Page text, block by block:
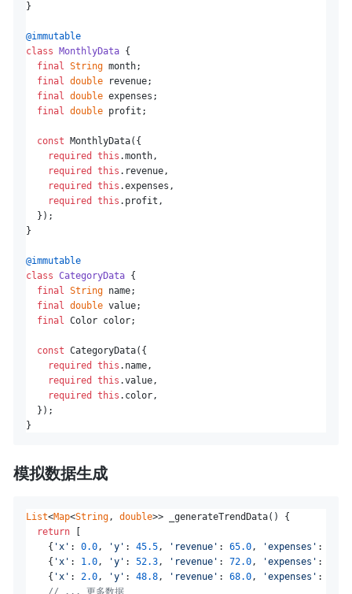
}
@immutable
class
MonthlyData {
final String month;
final double revenue;
final double expenses;
final double profit;
const MonthlyData({
required
this .month,
required
this .revenue,
required
this .expenses,
required
this .profit,
  });
}
@immutable
class CategoryData {
final String name;
final double value;
final Color color;
const CategoryData({
required
this .name,
required
this .value,
required
this .color,
  });
模拟数据生成
List<Map<String, double>> _generateTrendData() {
return [
    {
'x' : 0.0, 'y' : 45.5, 'revenue' : 65.0, 'expenses' :
    {
'x' : 1.0, 'y' : 52.3, 'revenue' : 72.0, 'expenses' :
    {
'x' : 2.0, 'y' : 48.8, 'revenue' : 68.0, 'expenses' :
// ... 更多数据